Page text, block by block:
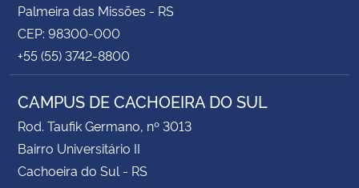
Palmeira das Missões - RS
CEP: 98300-000
+55 (55) 3742-8800
CAMPUS DE CACHOEIRA DO SUL
Rod. Taufik Germano, nº 3013
Bairro Universitário II
Cachoeira do Sul - RS